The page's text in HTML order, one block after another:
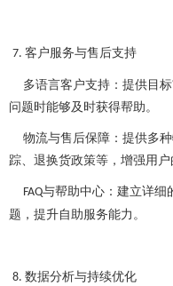
7. 客户服务与售后支持
多语言客户支持：提供目
问题时能够及时获得帮助。
物流与售后保障：提供多
踪、退换货政策等，增强用户
FAQ与帮助中心：建立详细
题，提升自助服务能力。
8. 数据分析与持续优化